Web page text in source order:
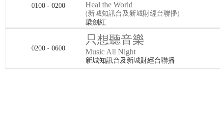
0100 - 0200 Heal the World
(新城知訊台及新城財經台聯播)
梁劍紅
0200 - 0600
只想聽音樂
Music All Night
新城知訊台及新城財經台聯播